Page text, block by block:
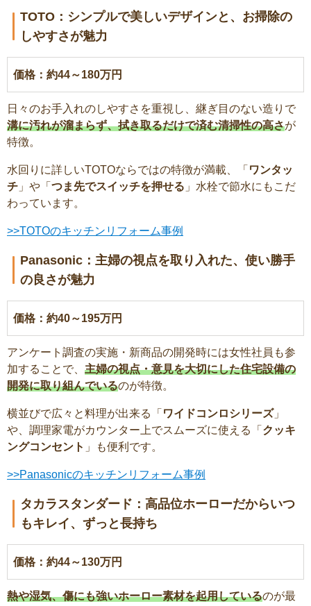
TOTO：シンプルで美しいデザインと、お掃除の
しやすさが魅力
価格：約44～180万円
日々のお手入れのしやすさを重視し、継ぎ目のない造りで
溝に汚れが溜まらず、拭き取るだけで済む清掃性の高さが
特徴。
水回りに詳しいTOTOならではの特徴が満載、「 ワンタッ
チ 」や「 つま先でスイッチを押せる 」水栓で節水にもこだ
わっています。
>>TOTOのキッチンリフォーム事例
Panasonic：主婦の視点を取り入れた、使い勝手
の良さが魅力
価格：約40～195万円
アンケート調査の実施・新商品の開発時には女性社員も参
加することで、 主婦の視点・意見を大切にした住宅設備の
開発に取り組んでいるのが特徴。
横並びで広々と料理が出来る「 ワイドコンロシリーズ」
や、調理家電がカウンター上でスムーズに使える「 クッキ
ングコンセント 」も便利です。
>>Panasonicのキッチンリフォーム事例
タカラスタンダード：高品位ホーローだからいつ
もキレイ、ずっと長持ち
価格：約44～130万円
熱や湿気、傷にも強いホーロー素材を起用しているのが最